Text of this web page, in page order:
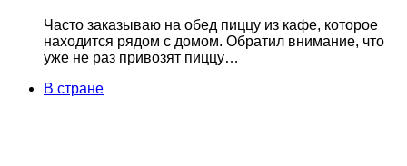
Часто заказываю на обед пиццу из кафе, которое
находится рядом с домом. Обратил внимание, что
уже не раз привозят пиццу…
В стране